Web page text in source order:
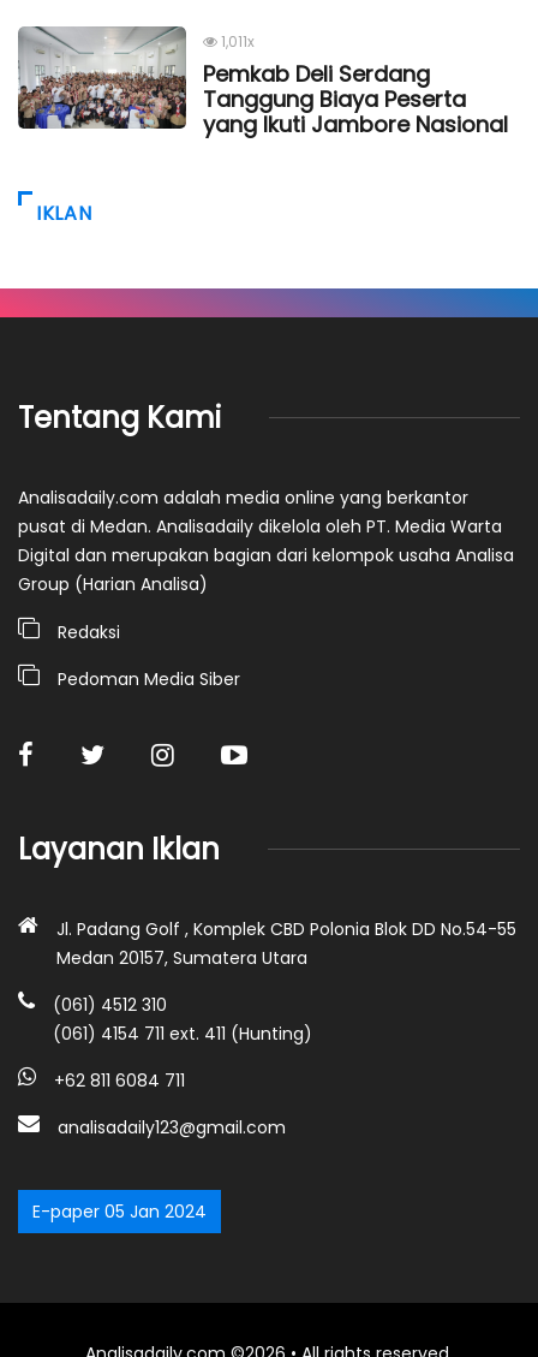
1,011x
Pemkab Deli Serdang
Tanggung Biaya Peserta
yang Ikuti Jambore Nasional
IKLAN
Tentang Kami
Analisadaily.com adalah media online yang berkantor
pusat di Medan. Analisadaily dikelola oleh PT. Media Warta
Digital dan merupakan bagian dari kelompok usaha Analisa
Group (Harian Analisa)
Redaksi
Pedoman Media Siber
Layanan Iklan
Jl. Padang Golf , Komplek CBD Polonia Blok DD No.54-55
Medan 20157, Sumatera Utara
(061) 4512 310
(061) 4154 711 ext. 411 (Hunting)
+62 811 6084 711
analisadaily123@gmail.com
E-paper 05 Jan 2024